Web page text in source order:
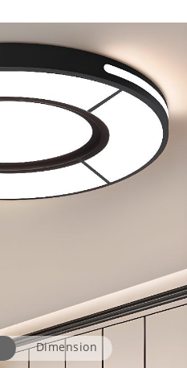
Dimension